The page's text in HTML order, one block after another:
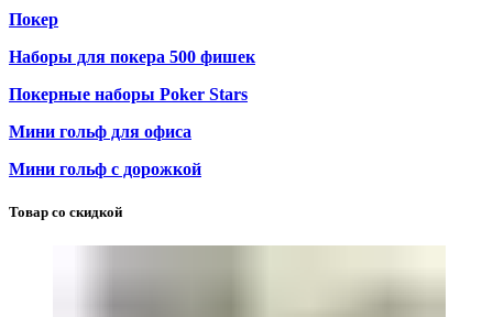
Покер
Наборы для покера 500 фишек
Покерные наборы Poker Stars
Мини гольф для офиса
Мини гольф с дорожкой
Товар со скидкой